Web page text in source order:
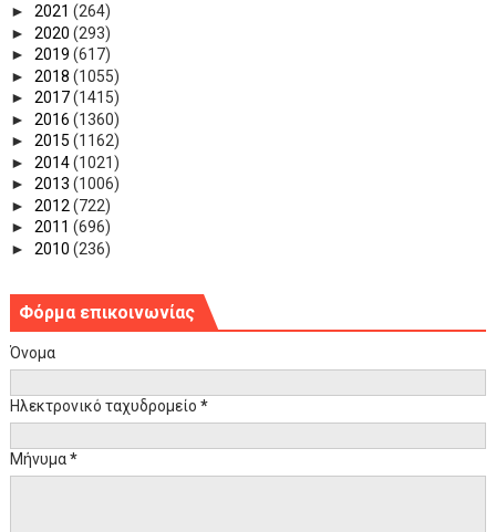
► 2021 (264)
► 2020 (293)
► 2019 (617)
► 2018 (1055)
► 2017(1415)
► 2016 (1360)
► 2015 (1162)
► 2014(1021)
► 2013 (1006)
► 2012 (722)
► 2011 (696)
► 2010 (236)
Φόρμα επικοινωνίας
Όνομα
Ηλεκτρονικό ταχυδρομείο *
Μήνυμα*